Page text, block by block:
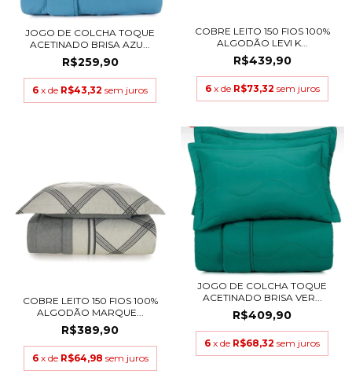
JOGO DE COLCHA TOQUE
ACETINADO BRISA AZU...
R$259,90
6 x de R$43,32 sem juros
COBRE LEITO 150 FIOS 100%
ALGODÃO LEVI K...
R$439,90
6 x de R$73,32 sem juros
COBRE LEITO 150 FIOS 100%
ALGODÃO MARQUE...
R$389,90
6 x de R$64,98 sem juros
JOGO DE COLCHA TOQUE
ACETINADO BRISA VER...
R$409,90
6 x de R$68,32 sem juros